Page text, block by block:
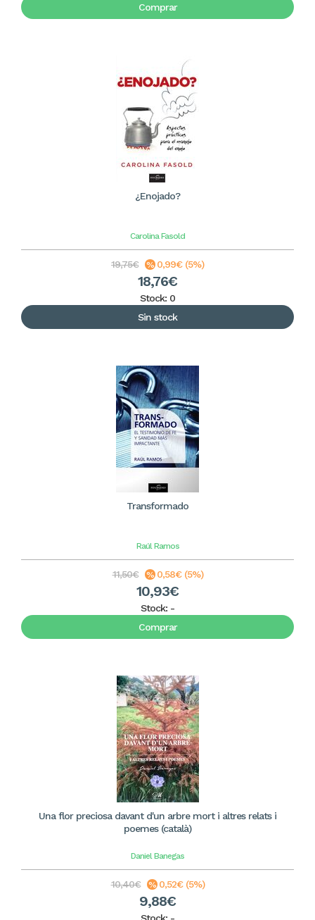
Comprar
¿Enojado?
Carolina Fasold
19,75€ 0,99€ (5%)
18,76€
Stock: 0
Sin stock
Transformado
Raúl Ramos
11,50€ 0,58€ (5%)
10,93€
Stock: -
Comprar
Una flor preciosa davant d'un arbre mort i altres relats i
poemes (català)
Daniel Banegas
10,40€ 0,52€ (5%)
9,88€